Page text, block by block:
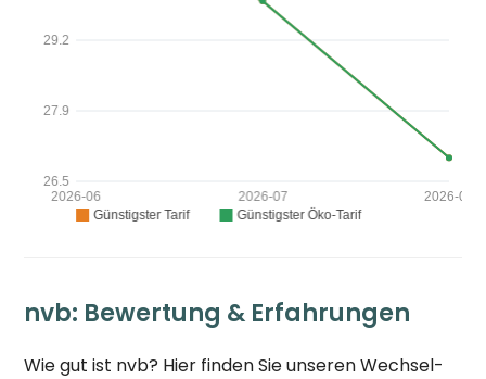
nvb: Bewertung & Erfahrungen
Wie gut ist nvb? Hier finden Sie unseren Wechsel-